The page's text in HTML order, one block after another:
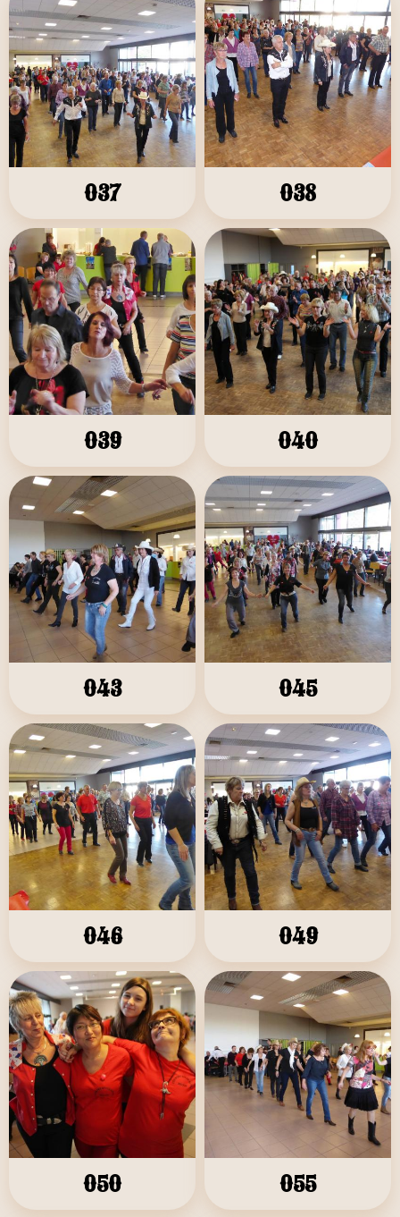
037 038
039 040
043 045
046 049
050 055